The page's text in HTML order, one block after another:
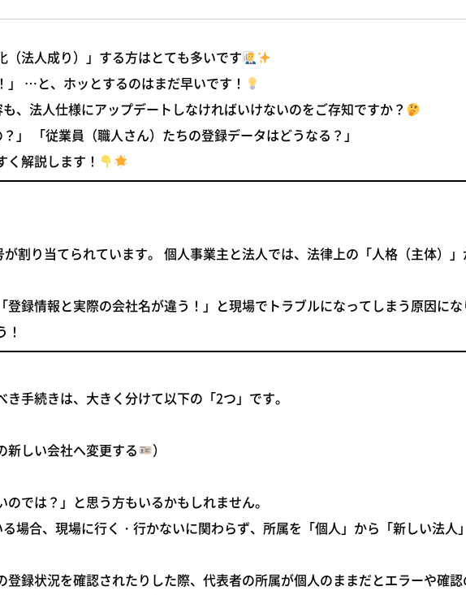
法人成り）」する方はとても多いです
」 …と、ホッとするのはまだ早いです！
、法人仕様にアップデートしなければいけないのをご存知ですか？
」 「従業員（職人さん）たちの登録データはどうなる？」
解説します！
割り当てられています。 個人事業主と法人では、法律上の「人格（主体）
録情報と実際の会社名が違う！」と現場でトラブルになってしまう原因に
！
手続きは、大きく分けて以下の「2つ」です。
新しい会社へ変更する
）
では？」と思う方もいるかもしれません。
場合、 現場に行く・行かないに関わらず、所属を「個人」から「新しい法人
録状況を確認されたりした際、代表者の所属が個人のままだとエラーや確認